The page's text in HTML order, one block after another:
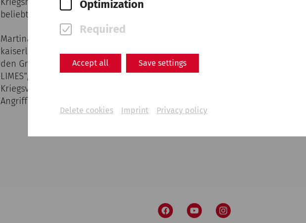
Optimization
Required
Accept all Save settings
Delete cookies Imprint Privacy policy
beliebten Themen wie Kriegsverbrechen und Gewalt.
Martina Meyr und Christof Flügel beschäftigten sich seit längerer Zeit mit
kaiserlicher Bildsprache in den Nordwestprovinzen des Römischen
den Grenzregionen. Ein bereits vor einigen Jahren geplantes Themenheft
LIMES”, herausgegeben von der Deutschen Limeskommission, über Gewalt
Kriegsverbrechen der römischen Armee hat bis zu seinem Erscheinen
Angriffskrieg auf die Ukraine traurige Aktualität erfahren.